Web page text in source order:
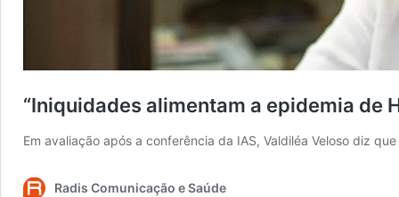
“Iniquidades alimentam a epidemia de
Em avaliação após a conferência da IAS, Valdiléa Veloso diz
Radis Comunicação e Saúde